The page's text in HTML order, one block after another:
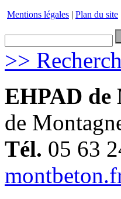
Mentions légales | Plan du site
>>
EHPAD de
de
Tél. 05 63